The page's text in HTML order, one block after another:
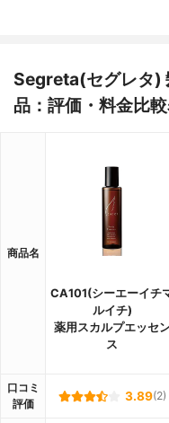
Segreta(セグレタ)
品：評価・料金比
商品名
CA101(シーエーイチ
ルイチ)
薬用スカルプエッセ
ス
口コミ
評価
3.89(2)